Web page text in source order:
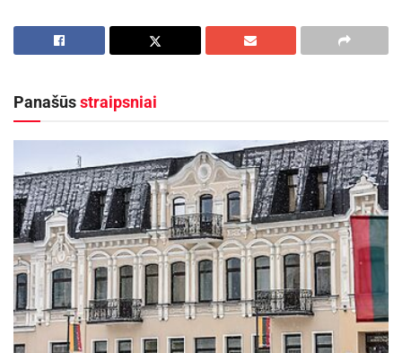
Aktualios naujienos
2026-08-06
Vyksta papildomas priėmimas į Panevėžio
kolegiją – dar galima pretenduoti į valstybės
finansuojamas studijų vietas
2026-08-06
Pirminiais duomenimis, 1991 metais gimęs
vyras, vairuodamas automobilį „Volvo V40“ ir
reguliuojamoje sankryžoje sukdamas į kairę,
nepraleido tiesiai pagrindiniu keliu važiavusio
Panašūsstraipsniai